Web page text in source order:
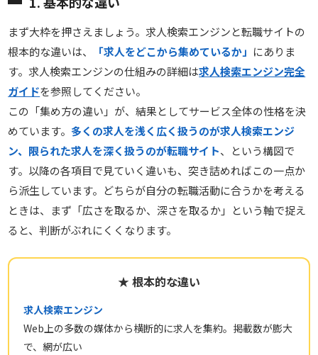
まず大枠を押さえましょう。求人検索エンジンと転職サイトの
根本的な違いは、
「求人をどこから集めているか」 にありま
す。求人検索エンジンの仕組みの詳細は求人検索エンジン完全
ガイドを参照してください。
この「集め方の違い」が、結果としてサービス全体の性格を決
めています。 多くの求人を浅く広く扱うのが求人検索エンジ
ン、限られた求人を深く扱うのが転職サイト、という構図で
す。以降の各項目で見ていく違いも、突き詰めればこの一点か
ら派生しています。どちらが自分の転職活動に合うかを考える
ときは、まず「広さを取るか、深さを取るか」という軸で捉え
ると、判断がぶれにくくなります。
★ 根本的な違い
求人検索エンジン
Web上の多数の媒体から横断的に求人を集約。掲載数が膨大
で、網が広い